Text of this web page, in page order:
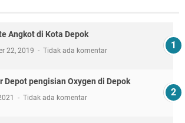
Angkot di Kota Depok
22, 2019 Tidak ada komentar
Depot pengisian Oxygen di Depok
Tidak ada komentar